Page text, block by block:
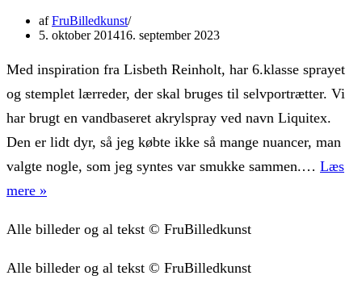
afFruBilledkunst
5. oktober 201416. september 2023
Med inspiration fra Lisbeth Reinholt, har 6.klasse sprayet
og stemplet lærreder, der skal bruges til selvportrætter. Vi
har brugt en vandbaseret akrylspray ved navn Liquitex.
Den er lidt dyr, så jeg købte ikke så mange nuancer, man
valgte nogle, som jeg syntes var smukke sammen.… Læs
mere »
–
på
Alle billeder og al tekst © FruBilledkunst
Alle billeder og al tekst © FruBilledkunst